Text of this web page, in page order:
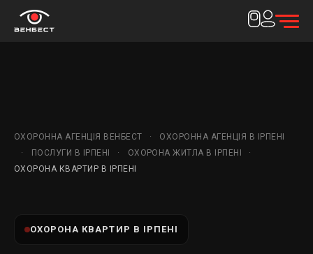
ОХОРОННА АГЕНЦІЯ ВЕНБЕСТ
ОХОРОННА АГЕНЦІЯ В ІРПЕНІ
ПОСЛУГИ В ІРПЕНІ
ОХОРОНА ЖИТЛА В ІРПЕНІ
ОХОРОНА КВАРТИР В ІРПЕНІ
ОХОРОНА КВАРТИР В ІРПЕНІ